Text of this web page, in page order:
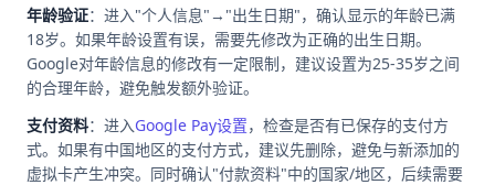
年龄验证：进入"个人信息"→"出生日期"，确认显示的年龄已满
18岁。如果年龄设置有误，需要先修改为正确的出生日期。
Google对年龄信息的修改有一定限制，建议设置为25-35岁之间
的合理年龄，避免触发额外验证。
支付资料：进入Google Pay设置，检查是否有已保存的支付方
式。如果有中国地区的支付方式，建议先删除，避免与新添加的
虚拟卡产生冲突。同时确认"付款资料"中的国家/地区，后续需要